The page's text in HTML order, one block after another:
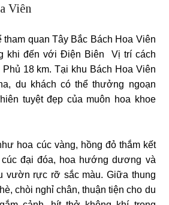
Viên
tham quan Tây Bắc Bách Hoa Viên
khi đến với Điện Biên Vị trí cách
18 km. Tại khu Bách Hoa Viên
du khách có thể thưởng ngoạn
tuyệt đẹp của muôn hoa khoe
hoa cúc vàng, hồng đỏ thắm kết
đại đóa, hoa hướng dương và
vườn rực rỡ sắc màu. Giữa thung
chòi nghỉ chân, thuận tiện cho du